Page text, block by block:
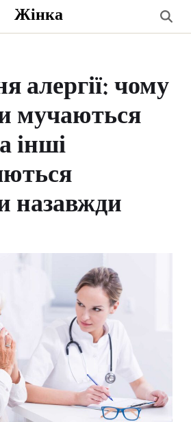
Жінка
алергії: чому
мучаються
інші
назавжди